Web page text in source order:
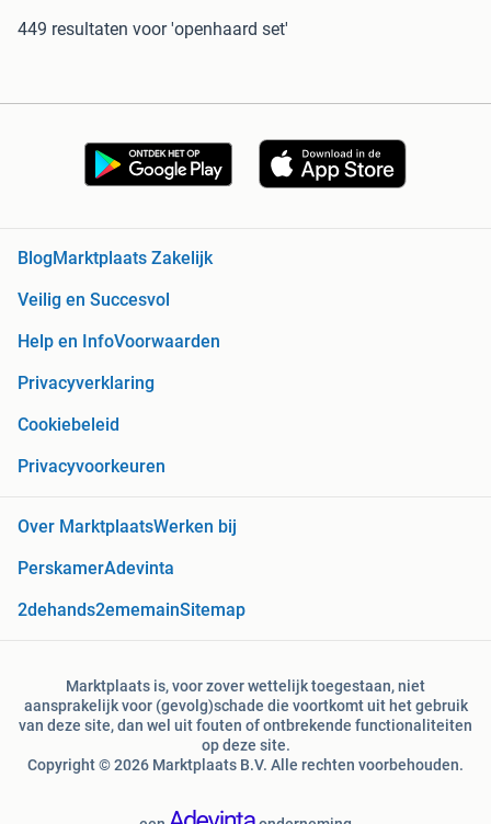
449 resultaten voor 'openhaard set'
BlogMarktplaats Zakelijk
Veilig en Succesvol
Help en InfoVoorwaarden
Privacyverklaring
Cookiebeleid
Privacyvoorkeuren
Over MarktplaatsWerken bij
PerskamerAdevinta
2dehands2ememainSitemap
Marktplaats is, voor zover wettelijk toegestaan, niet
aansprakelijk voor (gevolg)schade die voortkomt uit het gebruik
van deze site, dan wel uit fouten of ontbrekende functionaliteiten
op deze site.
Copyright © 2026 Marktplaats B.V. Alle rechten voorbehouden.